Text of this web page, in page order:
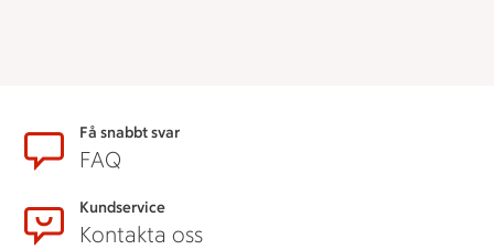
SidfotFå snabbt svar
FAQ
Kundservice
Kontakta oss